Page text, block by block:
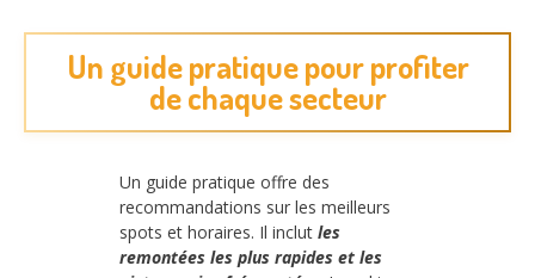
Un guide pratique pour profiter
de chaque secteur
Un guide pratique offre des
recommandations sur les meilleurs
spots et horaires. Il inclut les
remontées les plus rapides et les